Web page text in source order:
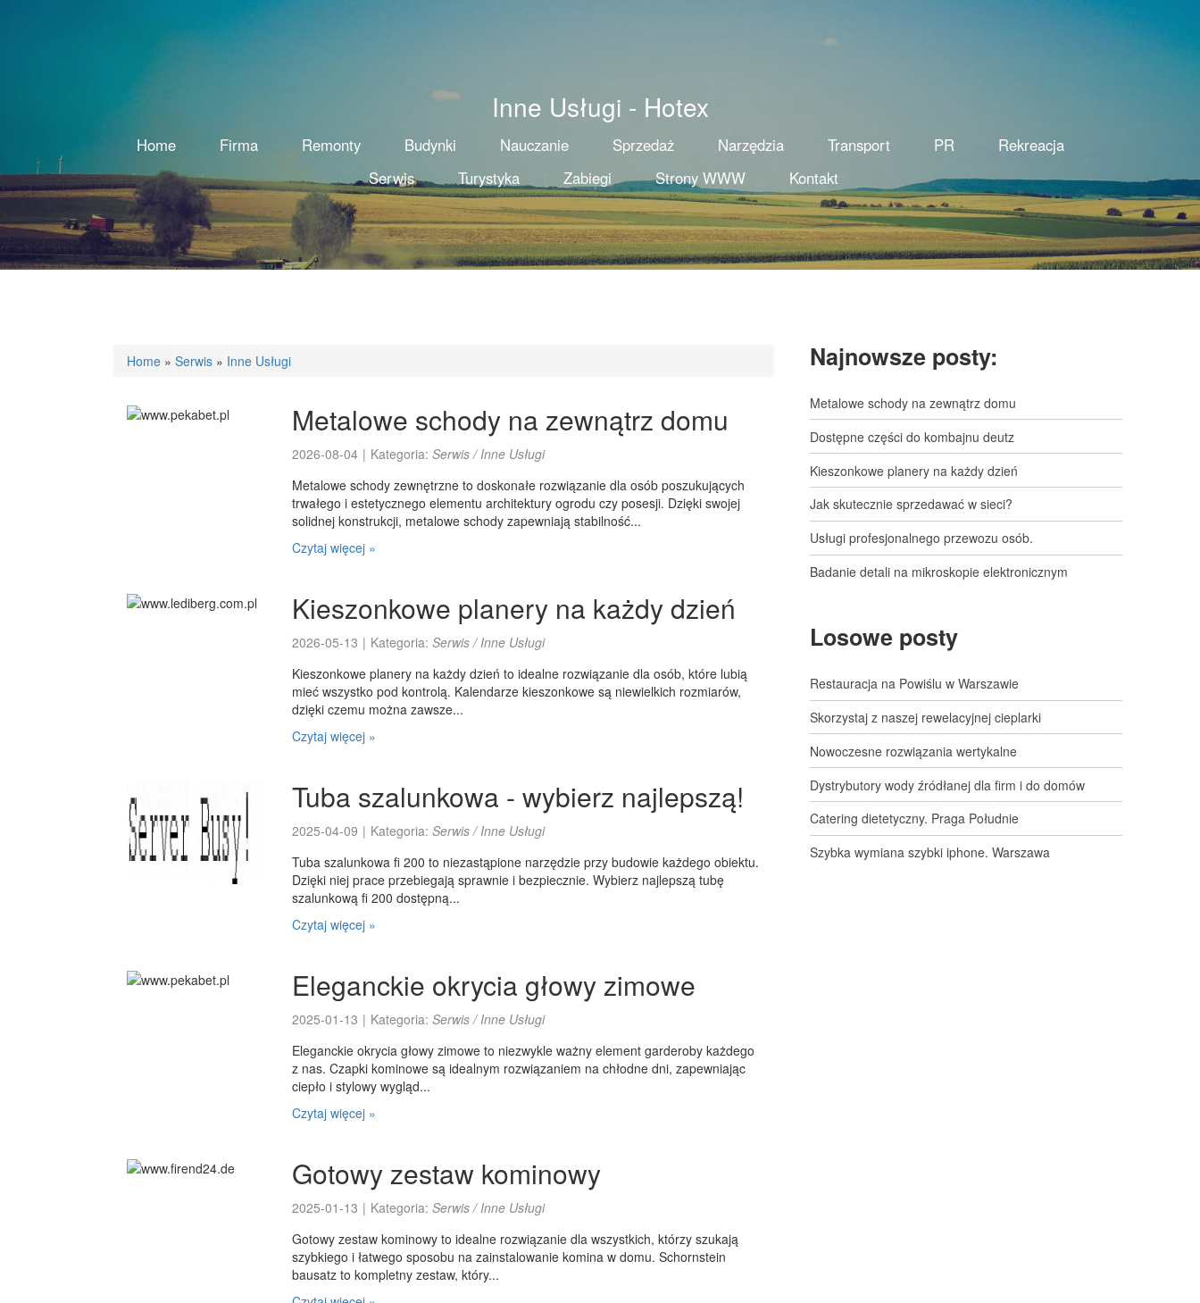
Inne Usługi - Hotex
Home Firma Remonty Budynki Nauczanie Sprzedaż Narzędzia Transport PR
Rekreacja
Serwis
Turystyka Zabiegi Strony WWW Kontakt
Home » Serwis » Inne Usługi
Metalowe schody na zewnątrz domu
2026-08-04 | Kategoria: Serwis / Inne Usługi
Metalowe schody zewnętrzne to doskonałe rozwiązanie dla osób poszukujących
trwałego i estetycznego elementu architektury ogrodu czy posesji. Dzięki swojej
solidnej konstrukcji, metalowe schody zapewniają stabilność...
Czytaj więcej »
Kieszonkowe planery na każdy dzień
2026-05-13 | Kategoria: Serwis / Inne Usługi
Kieszonkowe planery na każdy dzień to idealne rozwiązanie dla osób, które lubią
mieć wszystko pod kontrolą. Kalendarze kieszonkowe są niewielkich rozmiarów,
dzięki czemu można zawsze...
Czytaj więcej »
Tuba szalunkowa - wybierz najlepszą!
2025-04-09 | Kategoria: Serwis / Inne Usługi
Tuba szalunkowa fi 200 to niezastąpione narzędzie przy budowie każdego obiektu.
Dzięki niej prace przebiegają sprawnie i bezpiecznie. Wybierz najlepszą tubę
szalunkową fi 200 dostępną...
Czytaj więcej »
Eleganckie okrycia głowy zimowe
2025-01-13 | Kategoria: Serwis / Inne Usługi
Eleganckie okrycia głowy zimowe to niezwykle ważny element garderoby każdego
z nas. Czapki kominowe są idealnym rozwiązaniem na chłodne dni, zapewniając
ciepło i stylowy wygląd...
Czytaj więcej »
Gotowy zestaw kominowy
2025-01-13 | Kategoria: Serwis / Inne Usługi
Gotowy zestaw kominowy to idealne rozwiązanie dla wszystkich, którzy szukają
szybkiego i łatwego sposobu na zainstalowanie komina w domu. Schornstein
bausatz to kompletny zestaw, który...
Najnowsze posty:
Metalowe schody na zewnątrz domu
Dostępne części do kombajnu deutz
Kieszonkowe planery na każdy dzień
Jak skutecznie sprzedawać w sieci?
Usługi profesjonalnego przewozu osób.
Badanie detali na mikroskopie elektronicznym
Losowe posty
Restauracja na Powiślu w Warszawie
Skorzystaj z naszej rewelacyjnej cieplarki
Nowoczesne rozwiązania wertykalne
Dystrybutory wody źródłanej dla firm i do domów
Catering dietetyczny. Praga Południe
Szybka wymiana szybki iphone. Warszawa